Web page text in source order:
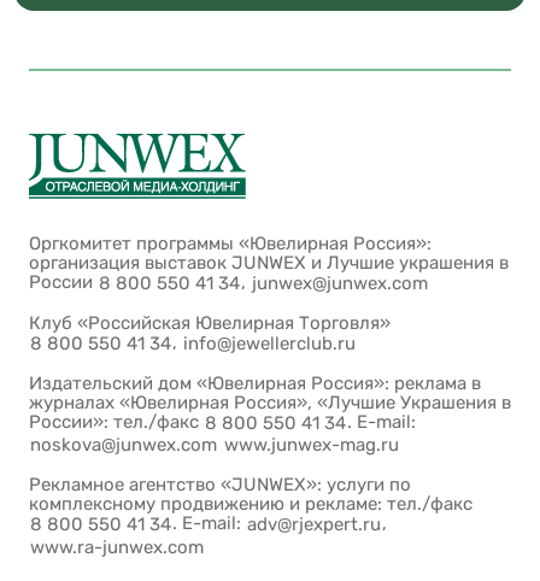
Оргкомитет программы «Ювелирная Россия»:
организация выставок JUNWEX и Лучшие украшения в
России 8 800 550 41 34, junwex@junwex.com
Клуб «Российская Ювелирная Торговля»
8 800 550 41 34, info@jewellerclub.ru
Издательский дом «Ювелирная Россия»: реклама в
журналах «Ювелирная Россия», «Лучшие Украшения в
России»: тел./факс 8 800 550 41 34. E-mail:
noskova@junwex.com www.junwex-mag.ru
Рекламное агентство «JUNWEX»: услуги по
комплексному продвижению и рекламе: тел./факс
8 800 550 41 34. E-mail: adv@rjexpert.ru,
www.ra-junwex.com